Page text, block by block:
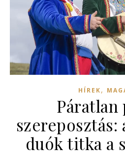
HÍREK,
Páratlan
duók titka a